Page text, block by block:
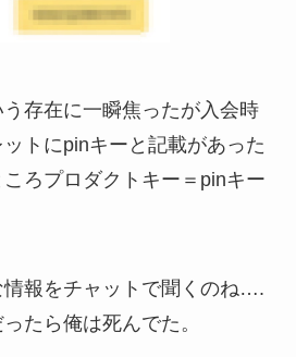
存在に一瞬焦ったが入会時
トにpinキーと記載があった
ろプロダクトキー＝pinキー
情報をチャットで聞くのね….
たら俺は死んでた。